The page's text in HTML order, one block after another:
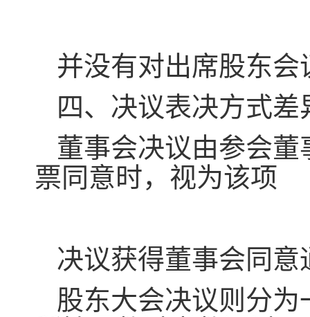
并没有对出席股东
四、决议表决方式差
董事会决议由参会
票同意时，视为该项
决议获得董事会同意
股东大会决议则分